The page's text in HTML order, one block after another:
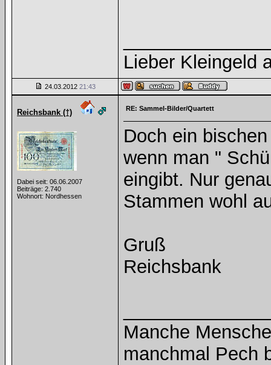
Lieber Kleingeld
24.03.2012 21:43
Reichsbank (†)
Dabei seit: 06.06.2007
Beiträge: 2.740
Wohnort: Nordhessen
RE: Sammel-Bilder/Quartett
Doch ein
wenn man "
eingibt. Nur
Stammen wohl
Gruß
Reichsbank
Manche
manchmal Pech